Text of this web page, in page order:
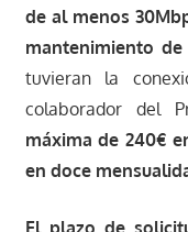
de al menos
mantenimiento
tuvieran la
colaborador del
máxima de 240€
en doce